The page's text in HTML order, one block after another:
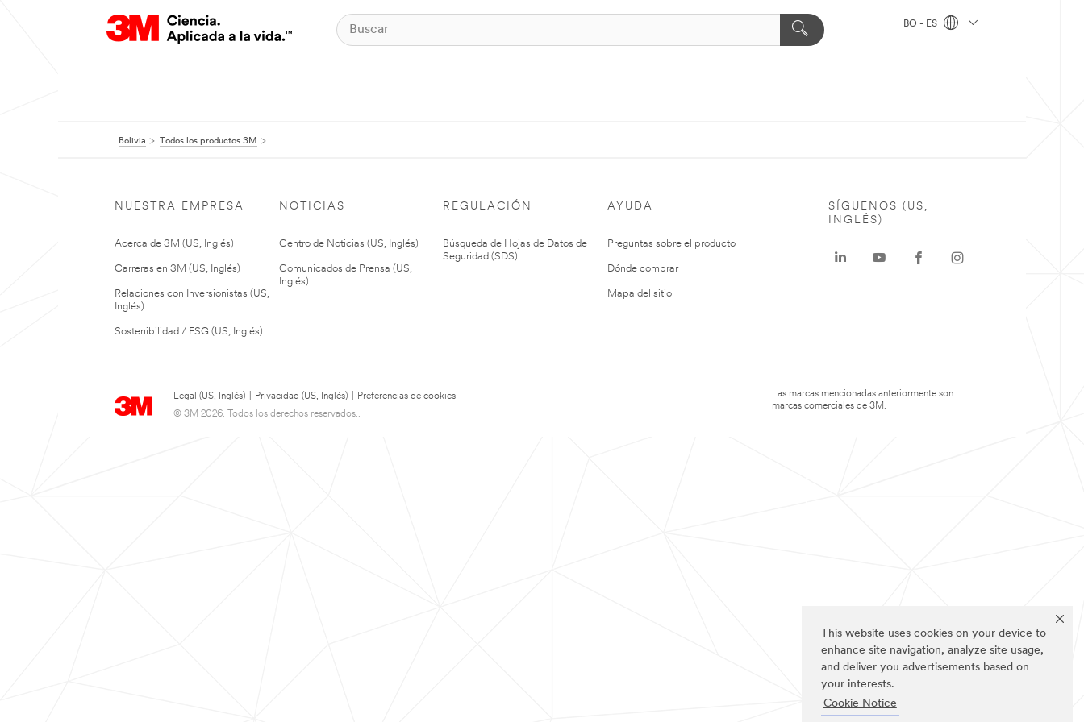
This website uses cookies on your device to
enhance site navigation, analyze site usage,
and deliver you advertisements based on
your interests.
Cookie Notice
BO - ES
Bolivia Todos los productos 3M
NUESTRA EMPRESA
Acerca de 3M (US, Inglés)
Carreras en 3M (US, Inglés)
Relaciones con Inversionistas (US,
Inglés)
Sostenibilidad / ESG (US, Inglés)
NOTICIAS
Centro de Noticias (US, Inglés)
Comunicados de Prensa (US,
Inglés)
REGULACIÓN
Búsqueda de Hojas de Datos de
Seguridad (SDS)
AYUDA
Preguntas sobre el producto
Dónde comprar
Mapa del sitio
Legal (US, Inglés) Privacidad (US, Inglés)
Preferencias de cookies
© 3M 2026. Todos los derechos reservados..
SÍGUENOS (US,
INGLÉS)
Las marcas mencionadas anteriormente son
marcas comerciales de 3M.